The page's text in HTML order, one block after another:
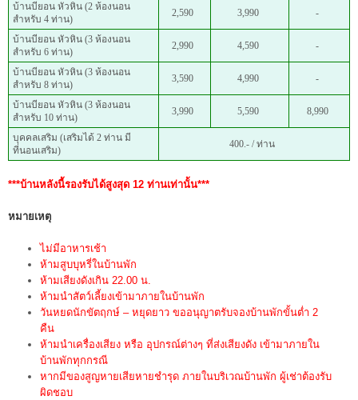
บ้านบียอน หัวหิน (2 ห้องนอน
สำหรับ 4 ท่าน)
2,590 3,990 -
บ้านบียอน หัวหิน (3 ห้องนอน
สำหรับ 6 ท่าน)
2,990 4,590 -
บ้านบียอน หัวหิน (3 ห้องนอน
สำหรับ 8 ท่าน)
3,590 4,990 -
บ้านบียอน หัวหิน (3 ห้องนอน
สำหรับ 10 ท่าน)
3,990 5,590 8,990
บุคคลเสริม (เสริมได้ 2 ท่าน มี
ที่นอนเสริม)
400.- / ท่าน
***บ้านหลังนี้รองรับได้สูงสุด 12 ท่านเท่านั้น***
หมายเหตุ
ไม่มีอาหารเช้า
ห้ามสูบบุหรี่ในบ้านพัก
ห้ามเสียงดังเกิน 22.00 น.
ห้ามนำสัตว์เลี้ยงเข้ามาภายในบ้านพัก
วันหยดนักขัตฤกษ์ – หยุดยาว ขออนุญาตรับจองบ้านพักขั้นต่ำ 2
คืน
ห้ามนำเครื่องเสียง หรือ อุปกรณ์ต่างๆ ที่ส่งเสียงดัง เข้ามาภายใน
บ้านพักทุกกรณี
หากมีของสูญหายเสียหายชำรุด ภายในบริเวณบ้านพัก ผู้เช่าต้องรับ
ผิดชอบ